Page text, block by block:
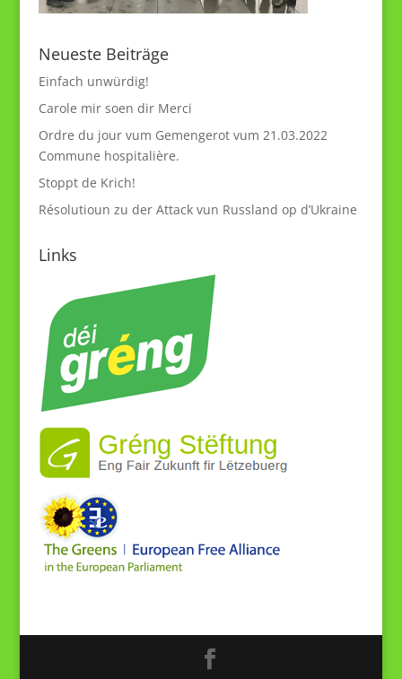
Neueste Beiträge
Einfach unwürdig!
Carole mir soen dir Merci
Ordre du jour vum Gemengerot vum 21.03.2022
Commune hospitalière.
Stoppt de Krich!
Résolutioun zu der Attack vun Russland op d’Ukraine
Links